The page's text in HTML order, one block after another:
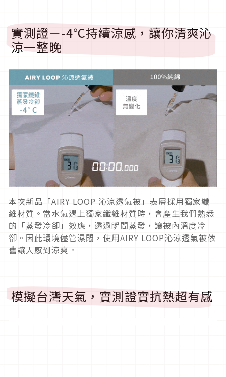
實測證－-4℃持續涼感，讓你清爽沁
涼一整晚
本次新品「AIRY LOOP 沁涼透氣被」表層採用獨家纖
維材質。當水氣遇上獨家纖維材質時，會產生我們熟悉
的「蒸發冷卻」效應，透過瞬間蒸發，讓被內溫度冷
卻。因此環境儘管濕悶，使用AIRY LOOP沁涼透氣被依
舊讓人感到涼爽。
模擬台灣天氣，實測證實抗熱超有感